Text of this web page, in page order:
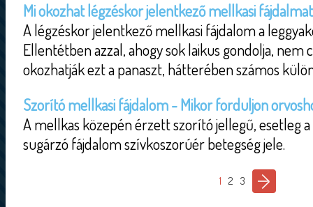
Mi okozhat légzéskor jelentkező mellkasi
A légzéskor jelentkező mellkasi fájdalom a
Ellentétben azzal, ahogy sok laikus gondolja, nem
okozhatják ezt a panaszt, hátterében számos
Szorító mellkasi fájdalom - Mikor forduljon
A mellkas közepén érzett szorító jellegű, esetleg
sugárzó fájdalom szívkoszorúér betegség jele.
1 2 3